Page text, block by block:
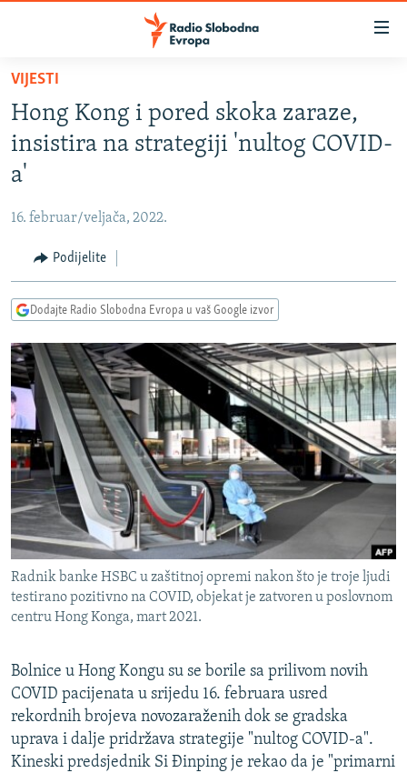
Pređite
glavni
sadržaj
Pređite
na
glavnu
Pređite
na
pretragu
BOSNA I HERCEGOVINA
SRBIJA
CRNA GORA
VIZUELNO
INFOGRAFIKE
RAT U UKRAJINI
KINA NA BALKANU
RSE PRIČE IZ SVIJETA
ISPRIČAJ MI
DNEVNO@RSE
SPECIJALI RSE
VIŠE OD NASLOVA
GENOCID U SREBRENICI
POPLAVE I KLIZIŠTA U BIH 2024.
TV LIBERTY
MOJA EVROPA
TRI DECENIJE OD RATA U BIH
SVE KARTE DEJTONA
PRATITE NAS
Sve RFE/RL stranice
VIJESTI
Hong Kong i pored skoka zaraze,
insistira na strategiji 'nultog COVID-
a'
16. februar/veljača, 2022.
Podijelite
Dodajte Radio Slobodna Evropa u vaš Google izvor
Radnik banke HSBC u zaštitnoj opremi nakon što je troje ljudi
testirano pozitivno na COVID, objekat je zatvoren u poslovnom
centru Hong Konga, mart 2021.
Bolnice u Hong Kongu su se borile sa prilivom novih
COVID pacijenata u srijedu 16. februara usred
rekordnih brojeva novozaraženih dok se gradska
uprava i dalje pridržava strategije "nultog COVID-a".
Kineski predsjednik Si Đinping je rekao da je "primarni